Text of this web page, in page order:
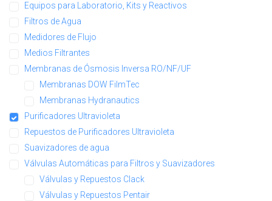
Equipos para Laboratorio, Kits y Reactivos
Filtros de Agua
Medidores de Flujo
Medios Filtrantes
Membranas de Ósmosis Inversa RO/NF/UF
Membranas DOW FilmTec
Membranas Hydranautics
Purificadores Ultravioleta
Repuestos de Purificadores Ultravioleta
Suavizadores de agua
Válvulas Automáticas para Filtros y Suavizadores
Válvulas y Repuestos Clack
Válvulas y Repuestos Pentair